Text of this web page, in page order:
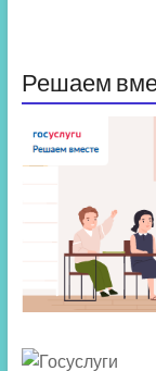
Решаем